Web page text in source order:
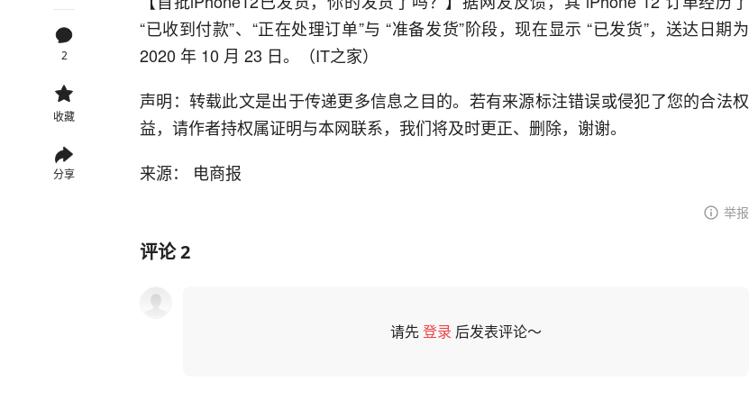
2
收藏
分享
“已收到付款”、“正在处理订单”与 “准备发货”阶段，现在显示 “已发货”，送达日期为
2020 年 10 月 23 日。（IT之家）
声明：转载此文是出于传递更多信息之目的。若有来源标注错误或侵犯了您的合法权
益，请作者持权属证明与本网联系，我们将及时更正、删除，谢谢。
来源： 电商报
举报
评论2
请先登录 后发表评论～